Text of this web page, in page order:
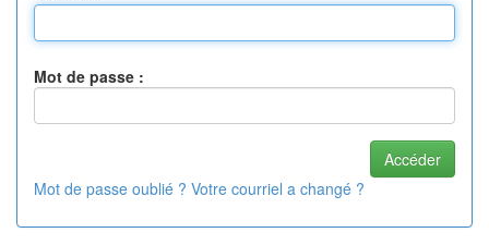
Mot de passe :
Mot de passe oublié ? Votre courriel a changé ?